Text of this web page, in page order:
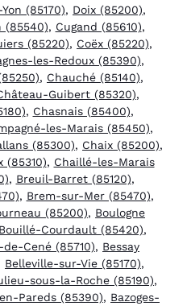
(85170), Doix (85200),
(85540), Cugand (85610),
(85220), Coëx (85220),
les-Redoux (85390),
, Chauché (85140),
Guibert (85320),
, Chasnais (85400),
les-Marais (85450),
(85300), Chaix (85200),
(85310), Chaillé-les-Marais
, Breuil-Barret (85120),
, Brem-sur-Mer (85470),
(85200), Boulogne
Bouillé-Courdault (85420),
de-Cené (85710), Bessay
Belleville-sur-Vie (85170),
sous-la-Roche (85190),
Pareds (85390), Bazoges-